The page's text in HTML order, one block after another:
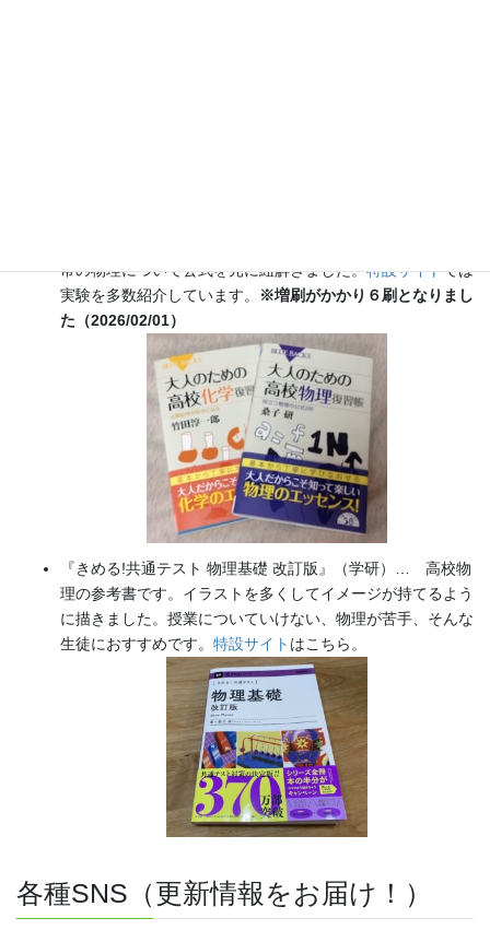
常の物理について公式を元に紐解きました。特設サイトでは
実験を多数紹介しています。
※増刷がかかり６刷となりまし
た（2026/02/01）
『きめる!共通テスト 物理基礎 改訂版』（学研）… 高校物
理の参考書です。イラストを多くしてイメージが持てるよう
に描きました。授業についていけない、物理が苦手、そんな
生徒におすすめです。 特設サイト はこちら。
各種SNS（更新情報をお届け！）